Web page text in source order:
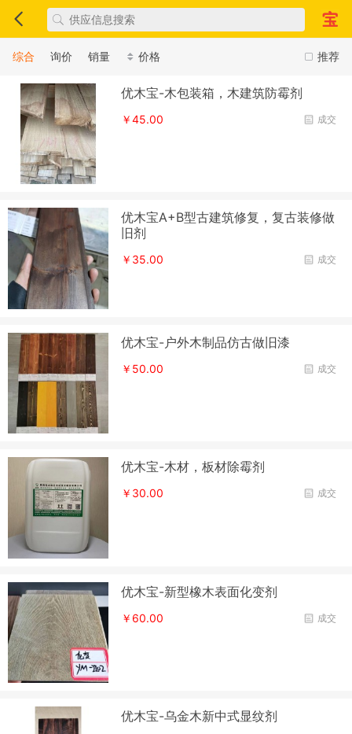
推荐
综合 询价 销量 价格
优木宝-木包装箱，木建筑防霉剂
成交
￥45.00
优木宝A+B型古建筑修复，复古装修做
旧剂
成交
￥35.00
优木宝-户外木制品仿古做旧漆
成交
￥50.00
优木宝-木材，板材除霉剂
成交
￥30.00
优木宝-新型橡木表面化变剂
成交
￥60.00
优木宝-乌金木新中式显纹剂